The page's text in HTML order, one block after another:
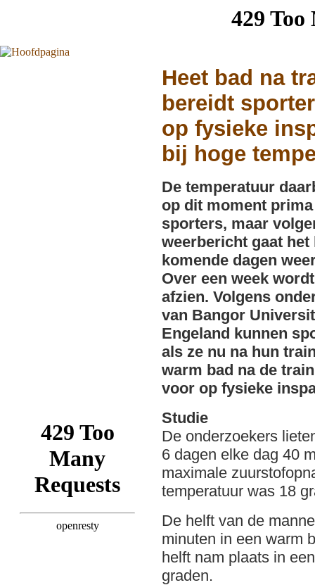
Heet bad na
bereidt
op fysieke
bij hoge
De temperatuur
op dit moment
sporters, maar
weerbericht gaat het
komende dagen
Over een week
afzien. Volgens
van Bangor
Engeland kunnen
als ze nu na hun
warm bad na de
voor op fysieke
Studie
De onderzoekers
6 dagen elke dag 40
maximale
temperatuur was 18
De helft van de
minuten in een warm
helft nam plaats in
graden.